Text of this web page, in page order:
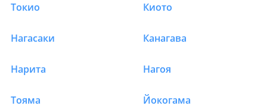
Отели в Японии в
Токио Киото
Нагасаки Канагава
Нарита Нагоя
Тояма Йокогама